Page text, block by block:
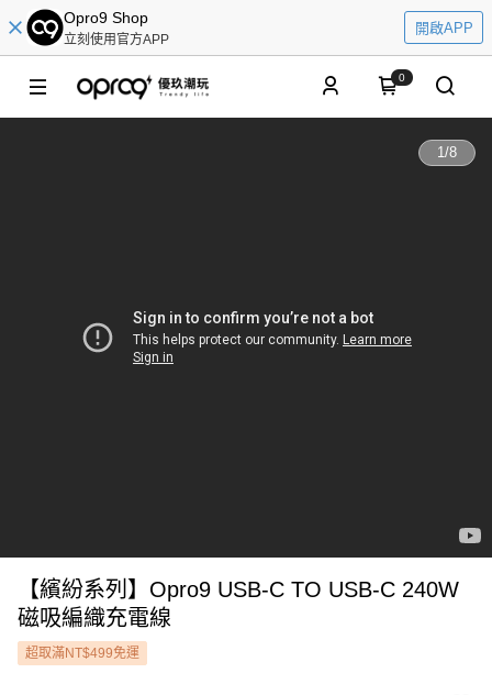
Opro9 Shop
立刻使用官方APP
開啟APP
0
1/8
【繽紛系列】Opro9 USB-C TO USB-C 240W
磁吸編織充電線
超取滿NT$499免運